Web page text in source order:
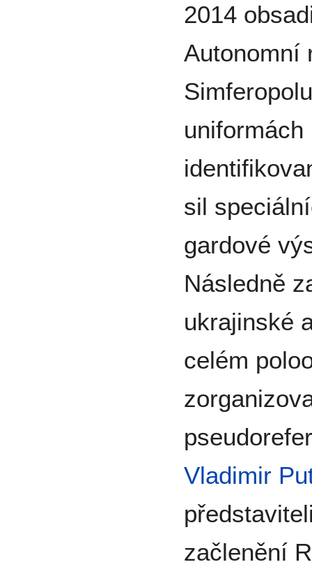
2014
Autonomní
sil
gardové
Následně
ukrajinské
celém
Vladimir
začlenění